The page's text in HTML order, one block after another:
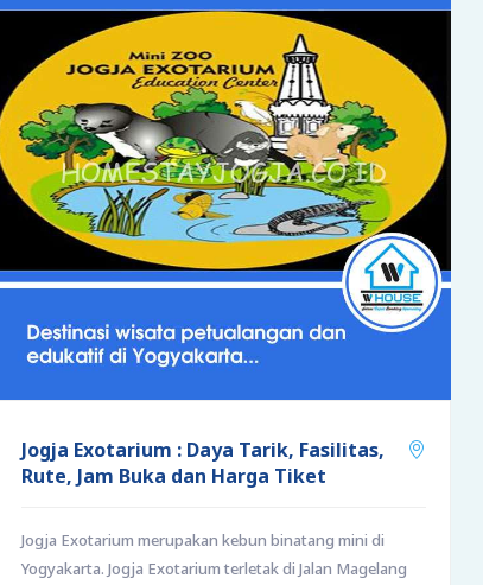
Jogja Exotarium : Daya Tarik, Fasilitas,
Rute, Jam Buka dan Harga Tiket
Jogja Exotarium merupakan kebun binatang mini di
Yogyakarta. Jogja Exotarium terletak di Jalan Magelang